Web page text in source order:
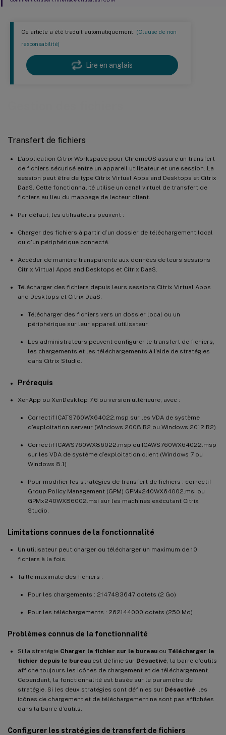
Ce article a été traduit automatiquement. (Clause de non
responsabilité)
Lire en anglais
Transfert de fichiers
L’application Citrix Workspace pour ChromeOS assure un transfert
de fichiers sécurisé entre un appareil utilisateur et une session. La
session peut être de type Citrix Virtual Apps and Desktops et Citrix
DaaS. Cette fonctionnalité utilise un canal virtuel de transfert de
fichiers au lieu du mappage de lecteur client.
Par défaut, les utilisateurs peuvent :
Charger des fichiers à partir d’un dossier de téléchargement local
ou d’un périphérique connecté.
Accéder de manière transparente aux données de leurs sessions
Citrix Virtual Apps and Desktops et Citrix DaaS.
Télécharger des fichiers depuis leurs sessions Citrix Virtual Apps
and Desktops et Citrix DaaS.
Télécharger des fichiers vers un dossier local ou un
périphérique sur leur appareil utilisateur.
Les administrateurs peuvent configurer le transfert de fichiers,
les chargements et les téléchargements à l’aide de stratégies
dans Citrix Studio.
Prérequis
XenApp ou XenDesktop 7.6 ou version ultérieure, avec :
Correctif ICATS760WX64022.msp sur les VDA de système
d’exploitation serveur (Windows 2008 R2 ou Windows 2012 R2)
Correctif ICAWS760WX86022.msp ou ICAWS760WX64022.msp
sur les VDA de système d’exploitation client (Windows 7 ou
Windows 8.1)
Pour modifier les stratégies de transfert de fichiers : correctif
Group Policy Management (GPM) GPMx240WX64002.msi ou
GPMx240WX86002.msi sur les machines exécutant Citrix
Studio.
Limitations connues de la fonctionnalité
Un utilisateur peut charger ou télécharger un maximum de 10
fichiers à la fois.
Taille maximale des fichiers :
Pour les chargements : 2147483647 octets (2 Go)
Pour les téléchargements : 262144000 octets (250 Mo)
Problèmes connus de la fonctionnalité
Si la stratégie Charger le fichier sur le bureau ou Télécharger le
fichier depuis le bureau est définie sur Désactivé , la barre d’outils
affiche toujours les icônes de chargement et de téléchargement.
Cependant, la fonctionnalité est basée sur le paramètre de
stratégie. Si les deux stratégies sont définies sur Désactivé , les
icônes de chargement et de téléchargement ne sont pas affichées
dans la barre d’outils.
Configurer les stratégies de transfert de fichiers